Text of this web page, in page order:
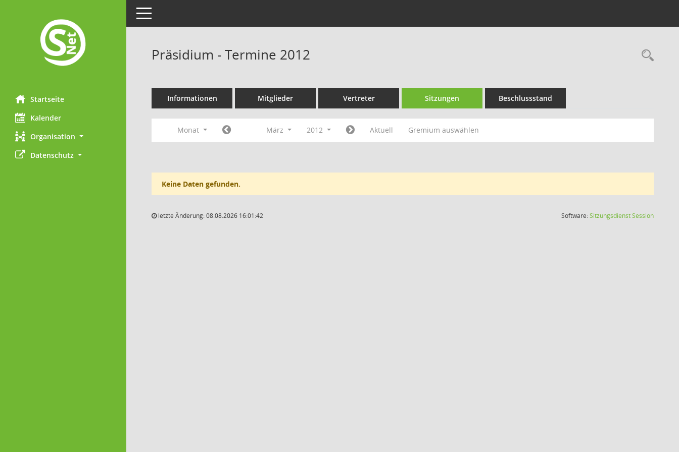
Startseite
Kalender
Organisation
Datenschutz
Toggle navigation
Präsidium - Termine 2012
Informationen Mitglieder Vertreter Sitzungen Beschlussstand
Monat März 2012 Aktuell Gremium auswählen
Keine Daten gefunden.
letzte Änderung: 08.08.2026 16:01:42 Software:SitzungsdienstSession(Wird in